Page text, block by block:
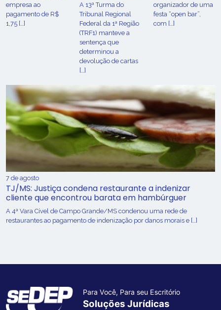
empresa ao
pagamento de R$
1,75 […]
A 13ª Turma do
Tribunal Regional
Federal da 1ª Região
(TRF1) manteve a
sentença que
determinou a
devolução de cartas
[…]
organizador de uma
festa “open bar”,
com […]
7 de agosto
TJ/MS: Justiça condena restaurante a indenizar
cliente que encontrou barata em hambúrguer
A 4ª Vara Cível de Campo Grande/MS condenou uma rede de
restaurantes ao pagamento de indenização por danos morais e […]
Para Você, Para seu Escritório
Soluções Jurídicas